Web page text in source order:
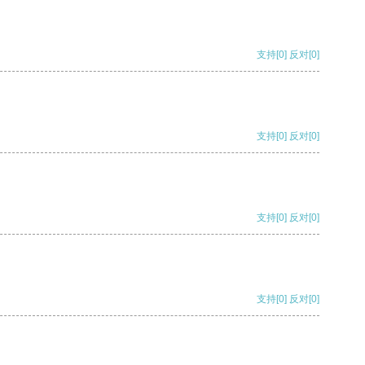
支持[0] 反对[0]
支持[0] 反对[0]
支持[0] 反对[0]
支持[0] 反对[0]